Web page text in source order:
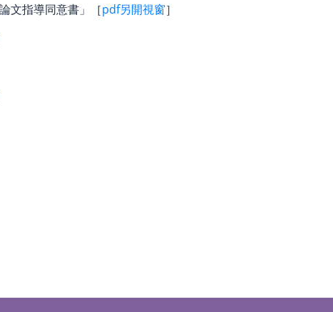
文指導同意書」［pdf另開視窗］